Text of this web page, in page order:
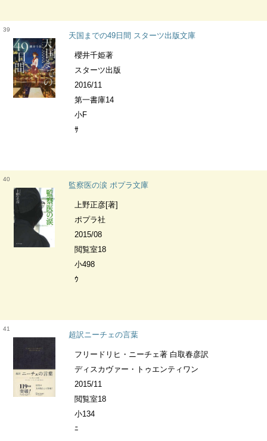
39
天国までの49日間 スターツ出版文庫
櫻井千姫著
スターツ出版
2016/11
第一書庫14
小F
ｻ
40
監察医の涙 ポプラ文庫
上野正彦[著]
ポプラ社
2015/08
閲覧室18
小498
ｳ
41
超訳ニーチェの言葉
フリードリヒ・ニーチェ著 白取春彦訳
ディスカヴァー・トゥエンティワン
2015/11
閲覧室18
小134
ﾆ